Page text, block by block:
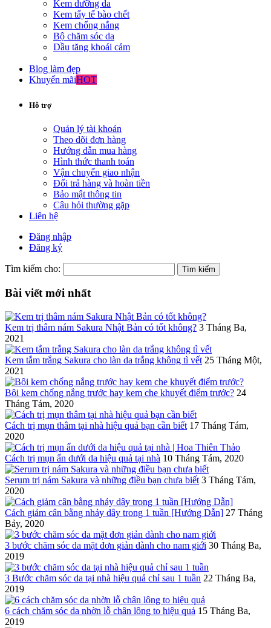
Kem dưỡng da
Kem tẩy tế bào chết
Kem chống nắng
Bộ chăm sóc da
Dầu tăng khoái cảm
Blog làm đẹp
Khuyến mãiHOT
Hỗ trợ
Quản lý tài khoản
Theo dõi đơn hàng
Hướng dẫn mua hàng
Hình thức thanh toán
Vận chuyển giao nhận
Đổi trả hàng và hoàn tiền
Bảo mật thông tin
Câu hỏi thường gặp
Liên hệ
Đăng nhập
Đăng ký
Tìm kiếm cho:
Bài viết mới nhất
Kem trị thâm nám Sakura Nhật Bản có tốt không? 3 Tháng Ba,
2021
Kem tắm trắng Sakura cho làn da trắng không tì vết 25 Tháng Một,
2021
Bôi kem chống nắng trước hay kem che khuyết điểm trước? 24
Tháng Tám, 2020
Cách trị mụn thâm tại nhà hiệu quả bạn cần biết 17 Tháng Tám,
2020
Cách trị mụn ẩn dưới da hiệu quả tại nhà 10 Tháng Tám, 2020
Serum trị nám Sakura và những điều bạn chưa biết 3 Tháng Tám,
2020
Cách giảm cân bằng nhảy dây trong 1 tuần [Hướng Dẫn] 27 Tháng
Bảy, 2020
3 bước chăm sóc da mặt đơn giản dành cho nam giới 30 Tháng Ba,
2019
3 Bước chăm sóc da tại nhà hiệu quả chỉ sau 1 tuần 22 Tháng Ba,
2019
6 cách chăm sóc da nhờn lỗ chân lông to hiệu quả 15 Tháng Ba,
2019